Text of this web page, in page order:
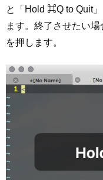
と「Hold ⌘Q to Quit
ます。終了させたい
を押します。